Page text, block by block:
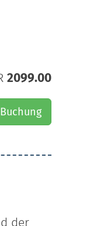
2099.00
der